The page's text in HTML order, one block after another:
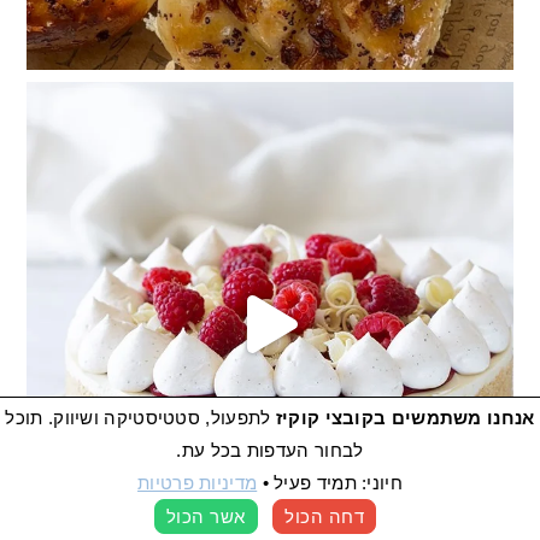
אנחנו משתמשים בקובצי קוקיז לתפעול, סטטיסטיקה ושיווק. תוכל
לבחור העדפות בכל עת.
חיוני: תמיד פעיל• מדיניות פרטיות
דחה הכול
אשר הכול